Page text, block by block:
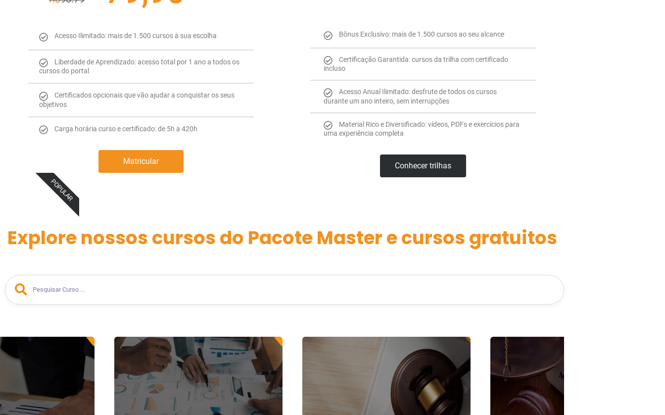
Acesso Ilimitado: mais de 1.500 cursos à sua escolha
Liberdade de Aprendizado: acesso total por 1 ano a todos os
cursos do portal
Certificados opcionais que vão ajudar a conquistar os seus
objetivos
Carga horária curso e certificado: de 5h a 420h
Matricular
POPULAR
Bônus Exclusivo: mais de 1.500 cursos ao seu alcance
Certificação Garantida: cursos da trilha com certificado
incluso
Acesso Anual Ilimitado: desfrute de todos os cursos
durante um ano inteiro, sem interrupções
Material Rico e Diversificado: vídeos, PDFs e exercícios para
uma experiência completa
Conhecer trilhas
Explore nossos cursos do Pacote Master e cursos gratuitos